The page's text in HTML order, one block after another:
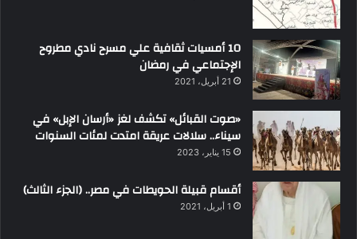
10 أمسيات ثقافية علي مسرح نادي مطروح
الإجتماعي في رمضان
21 أبريل، 2021
«صوت القبائل» تكشف لغز «أرسان الإبل» في
سيناء.. سلالات عريقة امتدت لمئات السنوات
15 يناير، 2023
أقسام قبيلة الحويطات في مصر.. (الجزء الثالث)
1 أبريل، 2021